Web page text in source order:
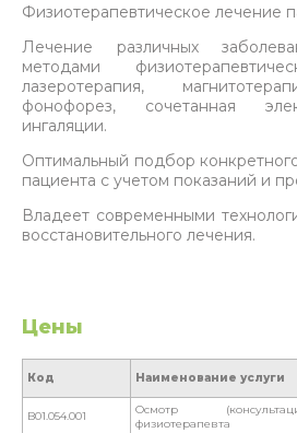
Физиотерапевтическое лечение
Лечение различных
методами
лазеротерапия,
фонофорез, сочетанная
ингаляции.
Оптимальный подбор
пациента с учетом показаний и
Владеет современными
восстановительного лечения.
Цены
Код Наименование услуги
B01.054.001
Осмотр
физиотерапевта